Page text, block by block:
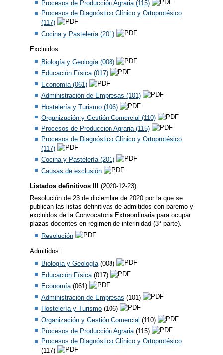
Procesos de Producción Agraria (115)
Procesos de Diagnóstico Clínico y Ortoprotésico
(117)
Cocina y Pastelería (201)
Excluidos:
Biología y Geología (008)
Educación Física (017)
Economía (061)
Administración de Empresas (101)
Hostelería y Turismo (106)
Organización y Gestión Comercial (110)
Procesos de Producción Agraria (115)
Procesos de Diagnóstico Clínico y Ortoprotésico
(117)
Cocina y Pastelería (201)
Causas de exclusión
Listados definitivos III
(2020-12-23)
Resolución de 23 de diciembre de 2020 por la que se
publican las listas definitivas de admitidos con baremo y
excluidos de la Convocatoria Extraordinaria para ocupar
plazas docentes en régimen de interinidad (3ª parte).
Resolución
Admitidos:
Biología y Geología(008)
Educación Física(017)
Economía(061)
Administración de Empresas (101)
Hostelería y Turismo (106)
Organización y Gestión Comercial (110)
Procesos de Producción Agraria(115)
Procesos de Diagnóstico Clínico y Ortoprotésico
(117)